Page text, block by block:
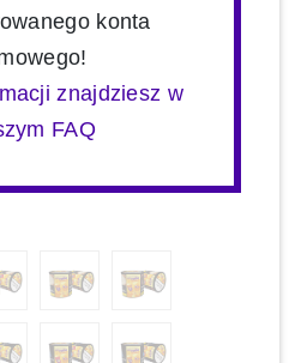
konta
znajdziesz w
FAQ